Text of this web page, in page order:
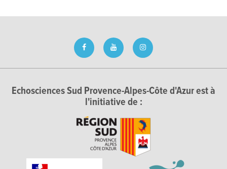
Echosciences Sud Provence-Alpes-Côte d'Azur est à
l'initiative de :